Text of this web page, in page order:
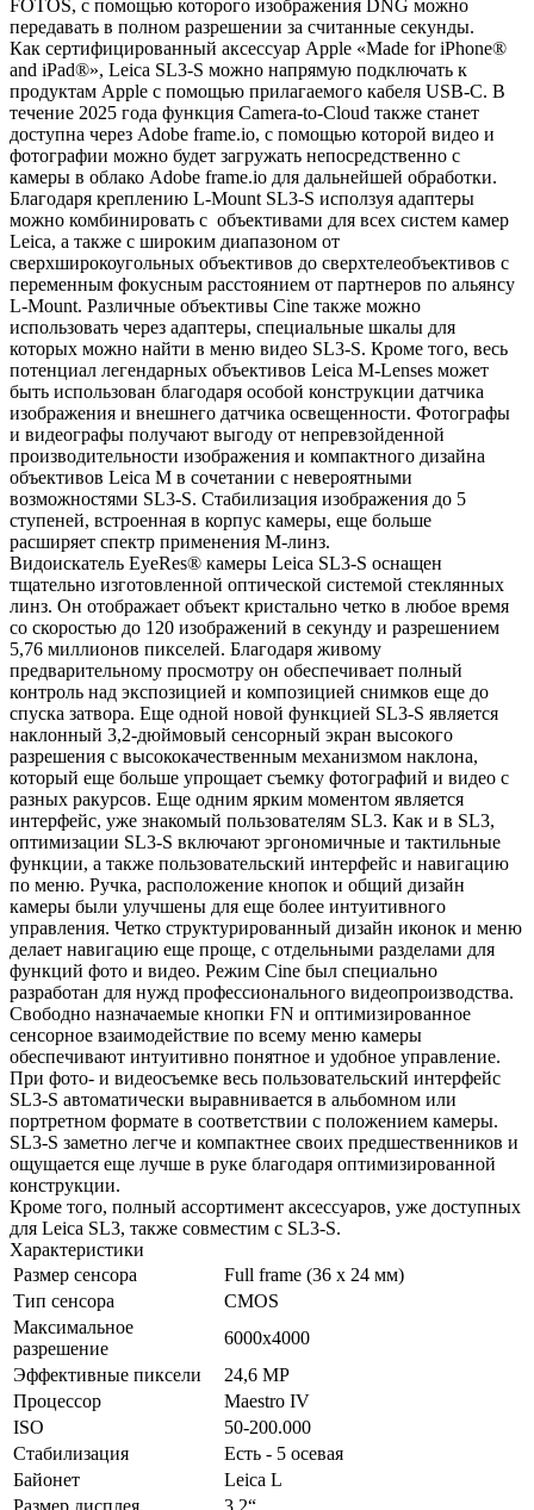
FOTOS, с помощью которого изображения DNG можно
передавать в полном разрешении за считанные секунды.
Как сертифицированный аксессуар Apple «Made for iPhone®
and iPad®», Leica SL3-S можно напрямую подключать к
продуктам Apple с помощью прилагаемого кабеля USB-C. В
течение 2025 года функция Camera-to-Cloud также станет
доступна через Adobe frame.io, с помощью которой видео и
фотографии можно будет загружать непосредственно с
камеры в облако Adobe frame.io для дальнейшей обработки.
Благодаря креплению L-Mount SL3-S исползуя адаптеры
можно комбинировать с объективами для всех систем камер
Leica, а также с широким диапазоном от
сверхширокоугольных объективов до сверхтелеобъективов с
переменным фокусным расстоянием от партнеров по альянсу
L-Mount. Различные объективы Cine также можно
использовать через адаптеры, специальные шкалы для
которых можно найти в меню видео SL3-S. Кроме того, весь
потенциал легендарных объективов Leica M-Lenses может
быть использован благодаря особой конструкции датчика
изображения и внешнего датчика освещенности. Фотографы
и видеографы получают выгоду от непревзойденной
производительности изображения и компактного дизайна
объективов Leica M в сочетании с невероятными
возможностями SL3-S. Стабилизация изображения до 5
ступеней, встроенная в корпус камеры, еще больше
расширяет спектр применения M-линз.
Видоискатель EyeRes® камеры Leica SL3-S оснащен
тщательно изготовленной оптической системой стеклянных
линз. Он отображает объект кристально четко в любое время
со скоростью до 120 изображений в секунду и разрешением
5,76 миллионов пикселей. Благодаря живому
предварительному просмотру он обеспечивает полный
контроль над экспозицией и композицией снимков еще до
спуска затвора. Еще одной новой функцией SL3-S является
наклонный 3,2-дюймовый сенсорный экран высокого
разрешения с высококачественным механизмом наклона,
который еще больше упрощает съемку фотографий и видео с
разных ракурсов. Еще одним ярким моментом является
интерфейс, уже знакомый пользователям SL3. Как и в SL3,
оптимизации SL3-S включают эргономичные и тактильные
функции, а также пользовательский интерфейс и навигацию
по меню. Ручка, расположение кнопок и общий дизайн
камеры были улучшены для еще более интуитивного
управления. Четко структурированный дизайн иконок и меню
делает навигацию еще проще, с отдельными разделами для
функций фото и видео. Режим Cine был специально
разработан для нужд профессионального видеопроизводства.
Свободно назначаемые кнопки FN и оптимизированное
сенсорное взаимодействие по всему меню камеры
обеспечивают интуитивно понятное и удобное управление.
При фото- и видеосъемке весь пользовательский интерфейс
SL3-S автоматически выравнивается в альбомном или
портретном формате в соответствии с положением камеры.
SL3-S заметно легче и компактнее своих предшественников и
ощущается еще лучше в руке благодаря оптимизированной
конструкции.
Кроме того, полный ассортимент аксессуаров, уже доступных
для Leica SL3, также совместим с SL3-S.
Характеристики
Размер сенсора
Full frame (36 x 24 мм)
Тип сенсора
CMOS
Максимальное
разрешение
6000x4000
Эффективные пиксели
24,6 MP
Процессор
Maestro IV
ISO
50-200.000
Стабилизация
Есть - 5 осевая
Байонет
Leica L
Размер дисплея
3.2“